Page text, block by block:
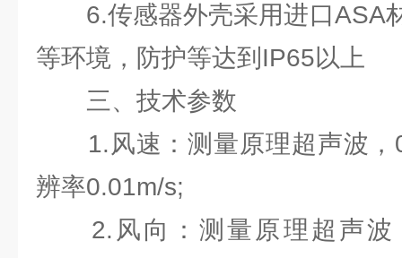
6.传感器外壳采用进口ASA
等环境，防护等达到IP65以上
三、技术参数
1.风速：测量原理超声波，0
辨率0.01m/s;
2.风向：测量原理超声波